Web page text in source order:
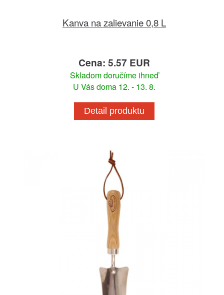
Kanva na zalievanie 0,8 L
Cena: 5.57 EUR
Skladom doručíme ihneď
U Vás doma 12. - 13. 8.
Detail produktu